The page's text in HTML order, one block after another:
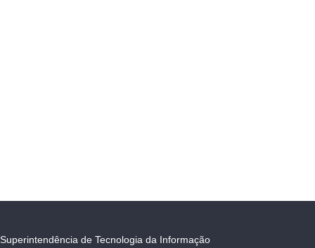
Superintendência de Tecnologia da Informação